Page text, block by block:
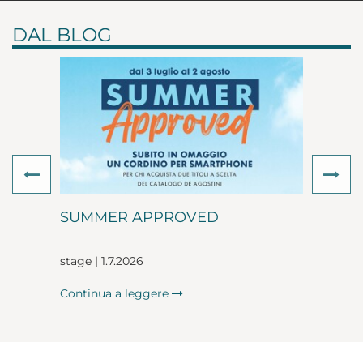
DAL BLOG
SUMMER APPROVED
stage | 1.7.2026
Continua a leggere
Previous